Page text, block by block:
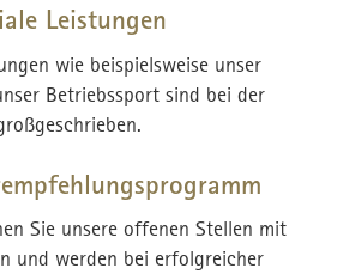
Leistungen
wie beispielsweise unser
Betriebssport sind bei der
Sie unsere offenen Stellen mit
und werden bei erfolgreicher